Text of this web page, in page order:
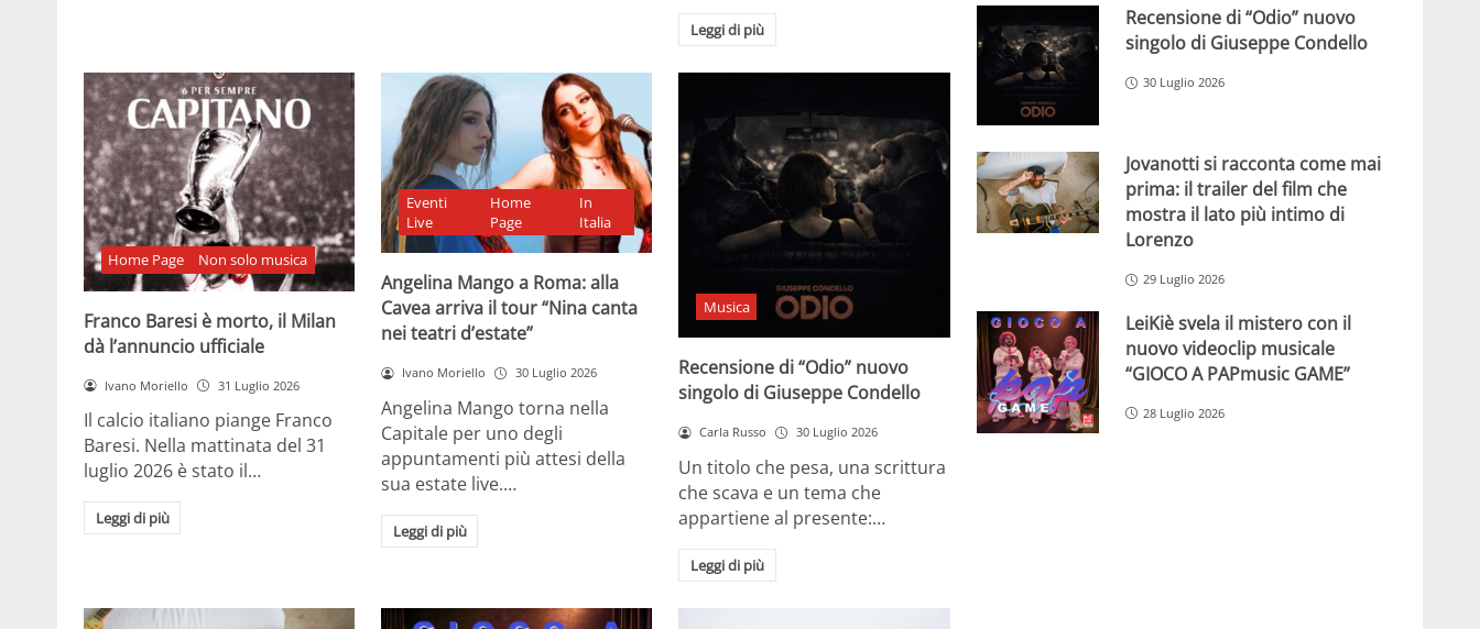
Leggi di più
Home Page Non solo musica
Franco Baresi è morto, il Milan
dà l’annuncio ufficiale
Ivano Moriello 31 Luglio 2026
Il calcio italiano piange Franco
Baresi. Nella mattinata del 31
luglio 2026 è stato il…
Leggi di più
Eventi
Live
Home
Page
In
Italia
Angelina Mango a Roma: alla
Cavea arriva il tour “Nina canta
nei teatri d’estate”
Ivano Moriello 30 Luglio 2026
Angelina Mango torna nella
Capitale per uno degli
appuntamenti più attesi della
sua estate live.…
Leggi di più
Musica
Recensione di “Odio” nuovo
singolo di Giuseppe Condello
Carla Russo 30 Luglio 2026
Un titolo che pesa, una scrittura
che scava e un tema che
appartiene al presente:…
Leggi di più
Recensione di “Odio” nuovo
singolo di Giuseppe Condello
30 Luglio 2026
Jovanotti si racconta come mai
prima: il trailer del film che
mostra il lato più intimo di
Lorenzo
29 Luglio 2026
LeiKiè svela il mistero con il
nuovo videoclip musicale
“GIOCO A PAPmusic GAME”
28 Luglio 2026